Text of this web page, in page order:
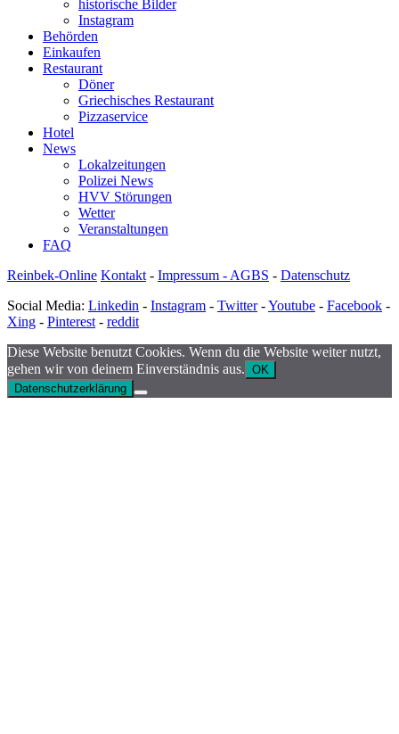
historische Bilder
Instagram
Behörden
Einkaufen
Restaurant
Döner
Griechisches Restaurant
Pizzaservice
Hotel
News
Lokalzeitungen
Polizei News
HVV Störungen
Wetter
Veranstaltungen
FAQ
Reinbek-Online Kontakt - Impressum - AGBS - Datenschutz
Social Media: Linkedin - Instagram - Twitter-Youtube - Facebook -
Xing - Pinterest - reddit
Diese Website benutzt Cookies. Wenn du die Website weiter nutzt,
gehen wir von deinem Einverständnis aus. OK
Datenschutzerklärung